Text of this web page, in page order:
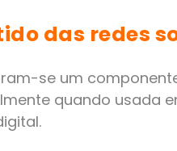
das redes
se um
quando usada